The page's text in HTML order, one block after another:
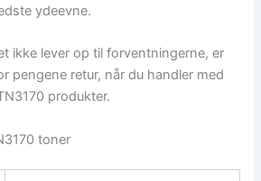
ydeevne.
ikke lever op til forventningerne, er
pengene retur, når du handler med
produkter.
toner